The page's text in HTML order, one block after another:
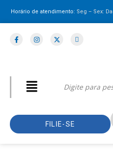
Horário de atendimento: Seg – Sex:
FILIE-SE